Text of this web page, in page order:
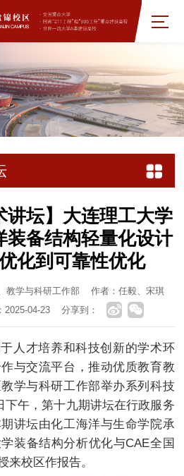
讲坛】大连理工大学
装备结构轻量化设计
化到可靠性优化
教学与科研工作部
作者：任毅、宋琪
2025-04-23 分享到：
人才培养和科技创新的学术环
与交流平台，推动优质教育教
学与科研工作部举办系列科技
下午，第十九期讲坛在行政服务
讲坛由化工海洋与生命学院承
装备结构分析优化与CAE全国
来校区作报告。